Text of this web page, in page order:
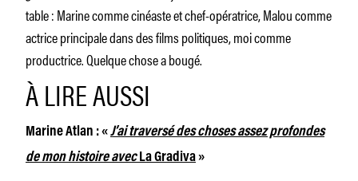
table : Marine comme cinéaste et chef-opératrice, Malou comme
actrice principale dans des films politiques, moi comme
productrice. Quelque chose a bougé.
À LIRE AUSSI
Marine Atlan : «J’ai traversé des choses assez profondes
de mon histoire avecLa Gradiva»